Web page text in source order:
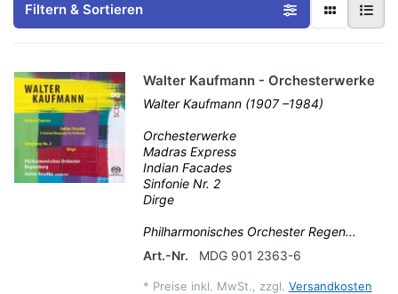
Filtern & Sortieren
Walter Kaufmann - Orchesterwerke
Walter Kaufmann (1907 –1984)
Orchesterwerke
Madras Express
Indian Facades
Sinfonie Nr. 2
Dirge
Philharmonisches Orchester Regen...
Art.-Nr.
MDG 901 2363-6
* Preise inkl. MwSt., zzgl. Versandkosten